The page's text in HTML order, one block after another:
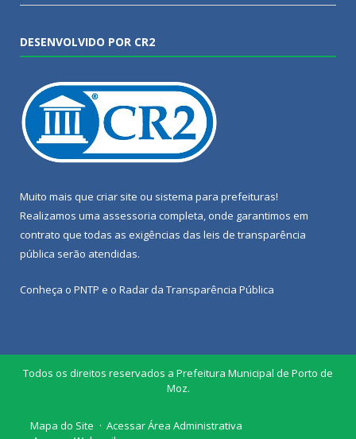
DESENVOLVIDO POR CR2
Muito mais que criar site ou sistema para prefeituras!
Realizamos uma assessoria completa, onde garantimos em
contrato que todas as exigências das leis de transparência
pública serão atendidas.
Conheça o PNTP e o Radar da Transparência Pública
Todos os direitos reservados a Prefeitura Municipal de Porto de
Moz.
Mapa do Site
Acessar Área Administrativa